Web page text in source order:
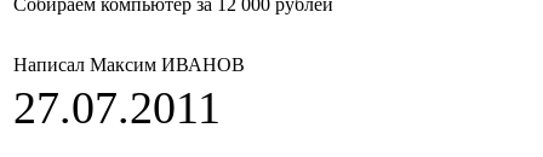
Написал Максим ИВАНОВ
27.07.2011